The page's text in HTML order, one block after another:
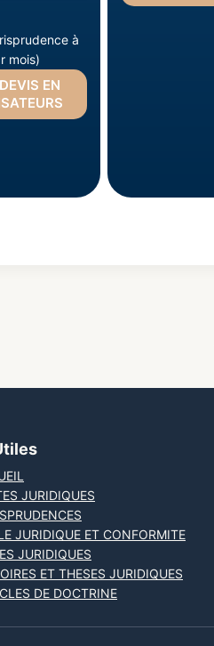
à
mois)
EN
JURIDIQUES
JURIDIQUE ET CONFORMITE
JURIDIQUES
ET THESES JURIDIQUES
DE DOCTRINE